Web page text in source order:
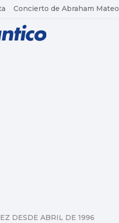
Concierto de Abraham Mateo
DESDE ABRIL DE 1996